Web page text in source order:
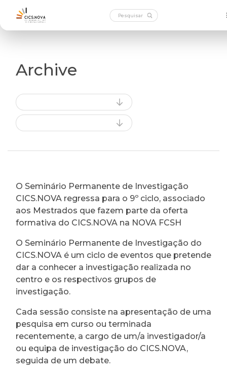
Archive
O Seminário Permanente de Investigação
CICS.NOVA regressa para o 9º ciclo, associado
aos Mestrados que fazem parte da oferta
formativa do CICS.NOVA na NOVA FCSH
O Seminário Permanente de Investigação do
CICS.NOVA é um ciclo de eventos que pretende
dar a conhecer a investigação realizada no
centro e os respectivos grupos de
investigação.
Cada sessão consiste na apresentação de uma
pesquisa em curso ou terminada
recentemente, a cargo de um/a investigador/a
ou equipa de investigação do CICS.NOVA,
seguida de um debate.